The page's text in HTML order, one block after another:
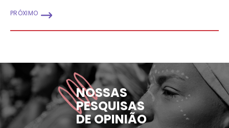
PRÓXIMO
NOSSAS
PESQUISAS
DE OPINIÃO